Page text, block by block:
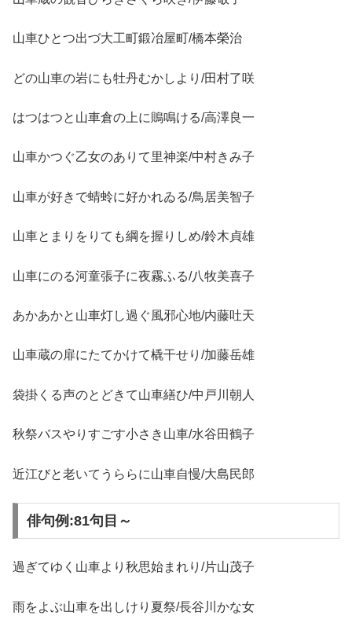
山車ひとつ出づ大工町鍛冶屋町/橋本榮治
どの山車の岩にも牡丹むかしより/田村了咲
はつはつと山車倉の上に鵙鳴ける/高澤良一
山車かつぐ乙女のありて里神楽/中村きみ子
山車が好きで蜻蛉に好かれゐる/鳥居美智子
山車とまりをりても綱を握りしめ/鈴木貞雄
山車にのる河童張子に夜霧ふる/八牧美喜子
あかあかと山車灯し過ぐ風邪心地/内藤吐天
山車蔵の扉にたてかけて橇干せり/加藤岳雄
袋掛くる声のとどきて山車繕ひ/中戸川朝人
秋祭バスやりすごす小さき山車/水谷田鶴子
近江びと老いてうららに山車自慢/大島民郎
俳句例:81句目～
過ぎてゆく山車より秋思始まれり/片山茂子
雨をよぶ山車を出しけり夏祭/長谷川かな女